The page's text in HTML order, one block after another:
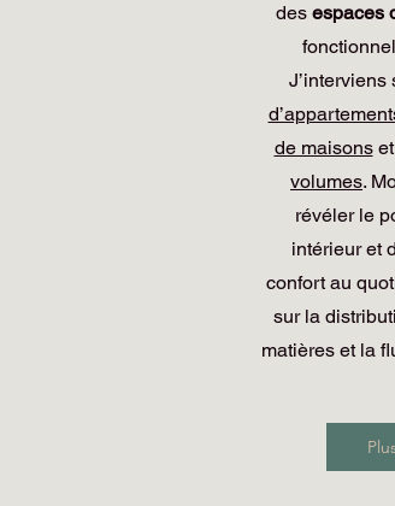
des espaces
J’interviens
de maisonset
volumes.
révéler le
intérieur et
confort au
sur la
matières et la